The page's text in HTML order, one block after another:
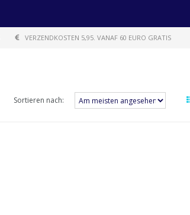
VERZENDKOSTEN 5,95. VANAF 60 EURO GRATIS
Sortieren nach: